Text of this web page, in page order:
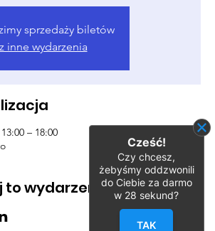
sprzedaży biletów
inne wydarzenia
– 18:00
to wydarzenie
Cześć!
Czy chcesz,
żebyśmy oddzwonili
do Ciebie za darmo
w 28 sekund?
TAK